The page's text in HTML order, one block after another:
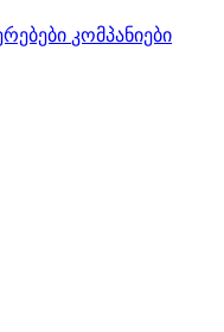
კომპანიები